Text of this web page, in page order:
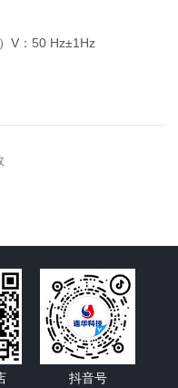
V：50 Hz±1Hz
抖音号